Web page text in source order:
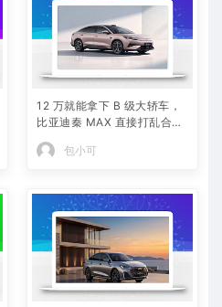
12 万就能拿下 B 级大轿车，
比亚迪秦 MAX 直接打乱合资
定价逻辑
包小可